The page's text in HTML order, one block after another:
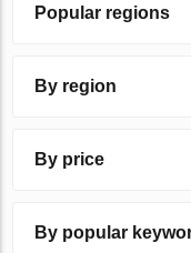
Popular regions
By region
By price
By popular